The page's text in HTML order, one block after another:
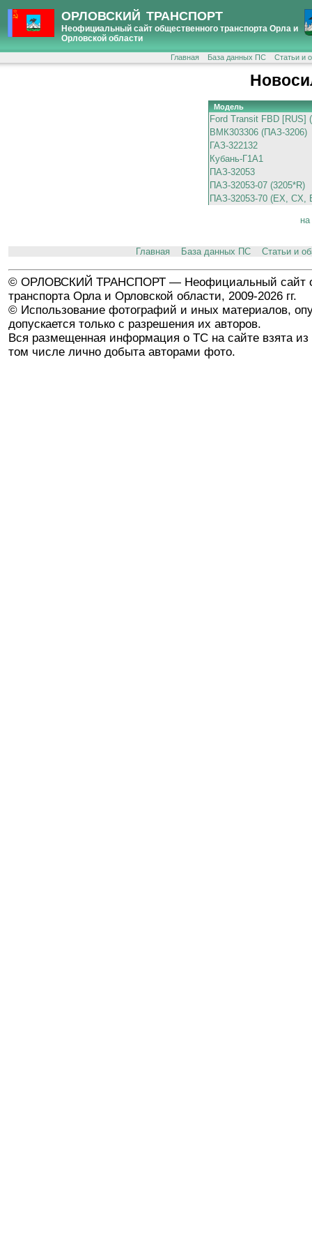
ОРЛОВСКИЙ ТРАНСПОРТ
Неофициальный сайт общественного транспорта Орла и
Орловской области
Главная База данных ПС Статьи и
Модель
Ford Transit FBD [RUS]
ВМК303306 (ПАЗ-3206)
ГАЗ-322132
Кубань-Г1А1
ПАЗ-32053
ПАЗ-32053-07 (3205*R)
ПАЗ-32053-70 (EX, CX,
Главная База данных ПС Статьи и
© ОРЛОВСКИЙ ТРАНСПОРТ — Неофициальный сайт
транспорта Орла и Орловской области, 2009-2026 гг.
© Использование фотографий и иных материалов,
допускается только с разрешения их авторов.
Вся размещенная информация о ТС на сайте взята из
том числе лично добыта авторами фото.